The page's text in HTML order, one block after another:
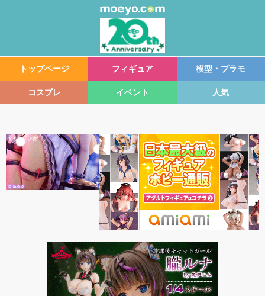
トップページ フィギュア 模型・プラモ
コスプレ イベント 人気